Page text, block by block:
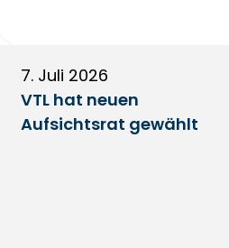
7. Juli 2026
VTL hat neuen
Aufsichtsrat gewählt